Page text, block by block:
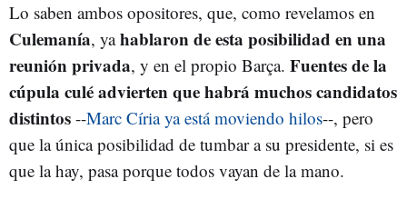
Lo saben ambos opositores, que, como revelamos en
Culemanía, yahablaron de esta posibilidad en una
reunión privada, y en el propio Barça. Fuentes de la
cúpula culé advierten que habrá muchos candidatos
distintos --Marc Círia ya está moviendo hilos--, pero
que la única posibilidad de tumbar a su presidente, si es
que la hay, pasa porque todos vayan de la mano.